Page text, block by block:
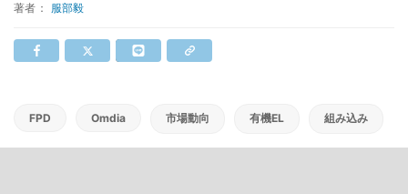
著者： 服部毅
FPD Omdia 市場動向 有機EL 組み込み